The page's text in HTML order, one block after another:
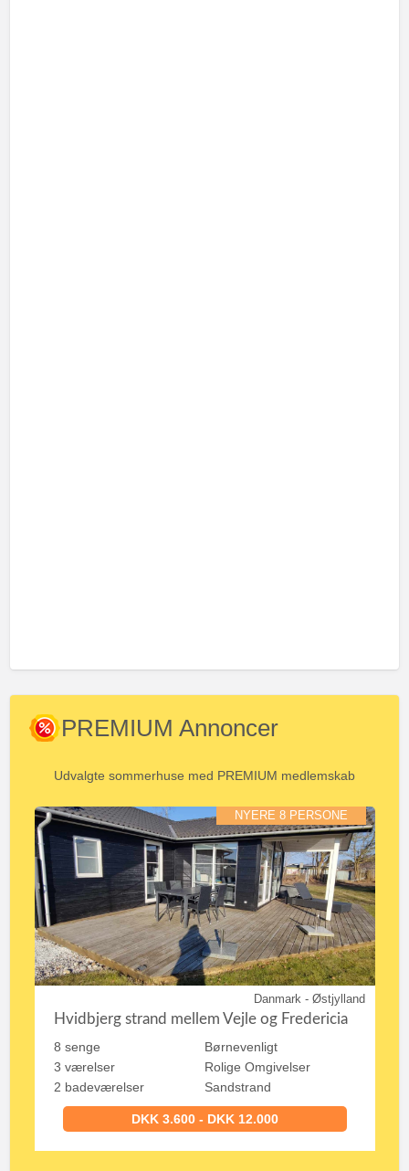
PREMIUM Annoncer
Udvalgte sommerhuse med PREMIUM medlemskab
NYERE 8 PERSONE
Danmark - Østjylland
Hvidbjerg strand mellem Vejle og Fredericia
8 senge
3 værelser
2 badeværelser
Børnevenligt
Rolige Omgivelser
Sandstrand
DKK 3.600 - DKK 12.000